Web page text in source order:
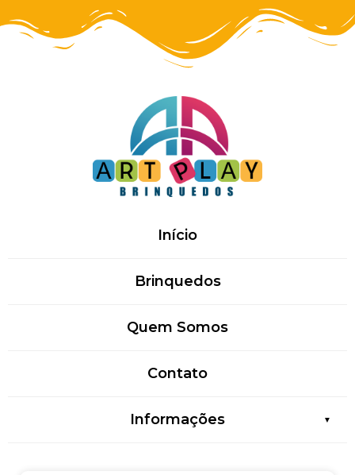
Início
Brinquedos
Quem Somos
Contato
Informações